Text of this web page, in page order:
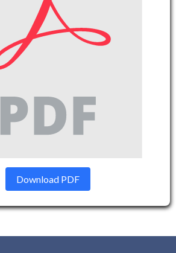
Download PDF